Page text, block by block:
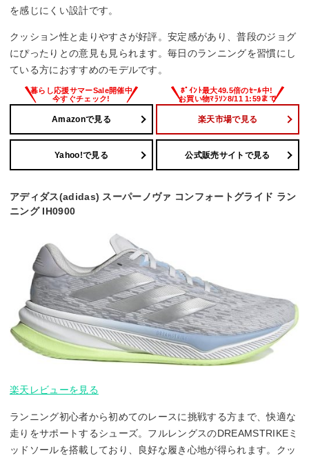
を感じにくい設計です。
クッション性と走りやすさが好評。安定感があり、普段のジョグ
にぴったりとの意見も見られます。毎日のランニングを習慣にし
ている方におすすめのモデルです。
Amazonで見る 楽天市場で見る
Yahoo!で見る 公式販売サイトで見る
アディダス(adidas) スーパーノヴァ コンフォートグライド ラン
ニング IH0900
楽天レビューを見る
ランニング初心者から初めてのレースに挑戦する方まで、快適な
走りをサポートするシューズ。フルレングスのDREAMSTRIKEミ
ッドソールを搭載しており、良好な履き心地が得られます。クッ